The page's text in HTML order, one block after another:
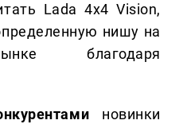
Lada 4x4 Vision,
нишу на
благодаря
новинки